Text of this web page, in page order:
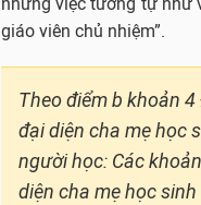
giáo viên chủ nhiệm”.
Theo điểm b khoản
đại diện cha mẹ học
người học: Các
diện cha mẹ học